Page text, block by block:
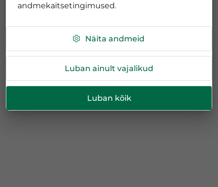
andmekaitsetingimused.
Näita andmeid
Luban ainult vajalikud
Luban kõik